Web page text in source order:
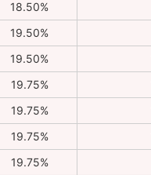
18.50%
19.50%
19.50%
19.75%
19.75%
19.75%
19.75%